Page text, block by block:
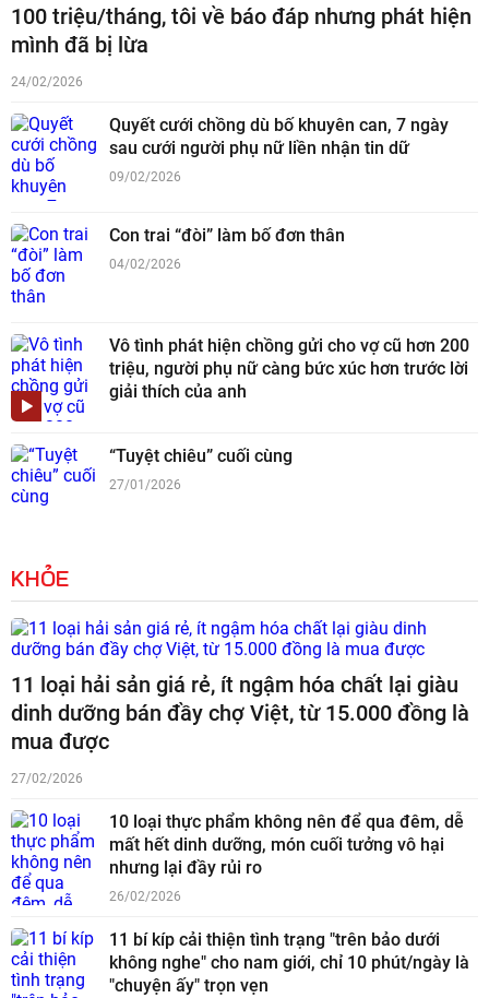
100 triệu/tháng, tôi về báo đáp nhưng phát hiện
mình đã bị lừa
24/02/2026
Quyết cưới chồng dù bố khuyên can, 7 ngày
sau cưới người phụ nữ liền nhận tin dữ
09/02/2026
Con trai “đòi” làm bố đơn thân
04/02/2026
Vô tình phát hiện chồng gửi cho vợ cũ hơn 200
triệu, người phụ nữ càng bức xúc hơn trước lời
giải thích của anh
“Tuyệt chiêu” cuối cùng
27/01/2026
KHỎE
11 loại hải sản giá rẻ, ít ngậm hóa chất lại giàu
dinh dưỡng bán đầy chợ Việt, từ 15.000 đồng là
mua được
27/02/2026
10 loại thực phẩm không nên để qua đêm, dễ
mất hết dinh dưỡng, món cuối tưởng vô hại
nhưng lại đầy rủi ro
26/02/2026
11 bí kíp cải thiện tình trạng "trên bảo dưới
không nghe" cho nam giới, chỉ 10 phút/ngày là
"chuyện ấy" trọn vẹn